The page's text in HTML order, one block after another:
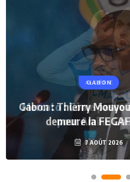
GABON
Gabon : Thierry
demeure la
7 AOÛT 2026